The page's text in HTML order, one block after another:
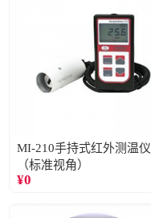
MI-210手持式红外测温仪
（标准视角）
¥0